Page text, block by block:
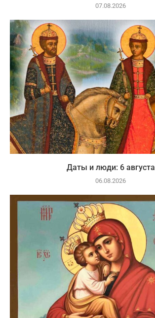
07.08.2026
Даты и люди: 6 августа
06.08.2026